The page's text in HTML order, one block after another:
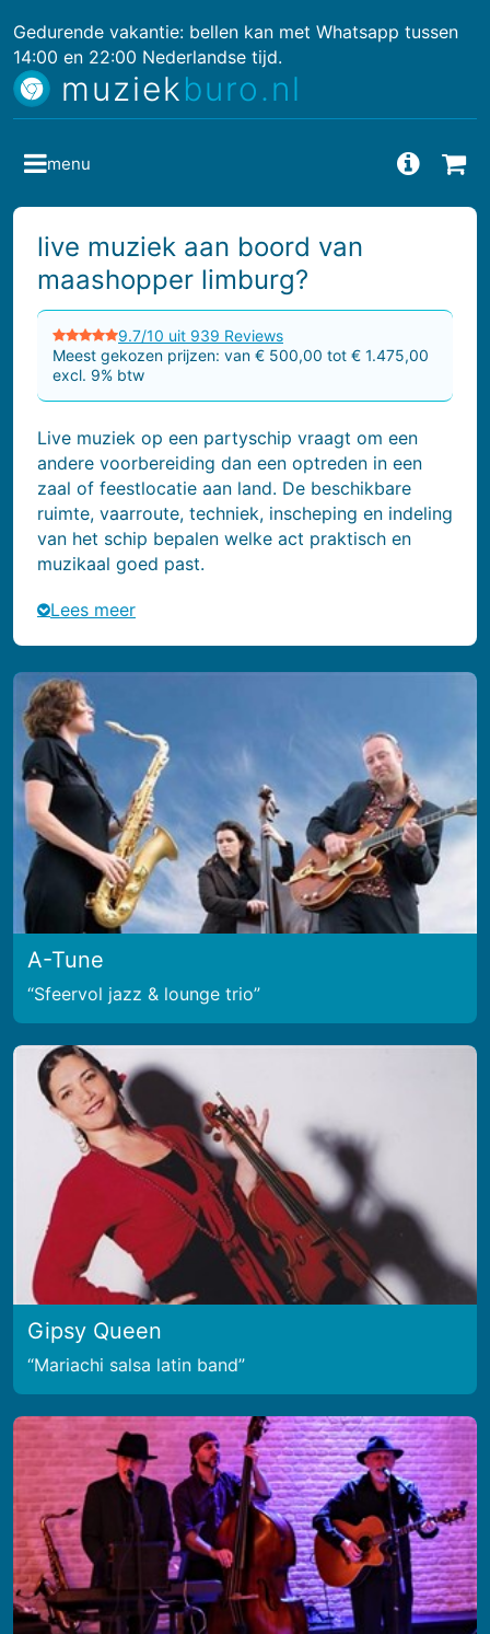
Gedurende vakantie: bellen kan met Whatsapp tussen
14:00 en 22:00 Nederlandse tijd.
muziekburo.nl
live muziek aan boord van
maashopper limburg?
9.7/10 uit 939 Reviews
Meest gekozen prijzen: van € 500,00 tot € 1.475,00
excl. 9% btw
Live muziek op een partyschip vraagt om een
andere voorbereiding dan een optreden in een
zaal of feestlocatie aan land. De beschikbare
ruimte, vaarroute, techniek, inscheping en indeling
van het schip bepalen welke act praktisch en
muzikaal goed past.
Lees meer
A-Tune
Sfeervol jazz & lounge trio
Gipsy Queen
Mariachi salsa latin band
menu